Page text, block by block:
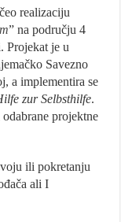
realizaciju
” na području 4
Projekat je u
Savezno
a implementira se
zur Selbsthilfe.
projektne
ili pokretanju
ali I